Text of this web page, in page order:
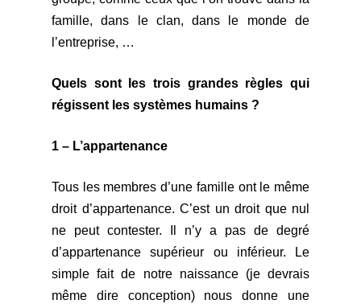
famille, dans le clan, dans le monde de
l’entreprise, …
Quels sont les trois grandes règles qui
régissent les systèmes humains ?
1 – L’appartenance
Tous les membres d’une famille ont le même
droit d’appartenance. C’est un droit que nul
ne peut contester. Il n’y a pas de degré
d’appartenance supérieur ou inférieur. Le
simple fait de notre naissance (je devrais
même dire conception) nous donne une